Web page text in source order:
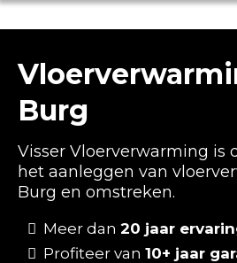
Burg
Visser Vloerverwarming is
het aanleggen van
Burg en omstreken.
Meer dan 20 jaar
Profiteer van 10+ jaar